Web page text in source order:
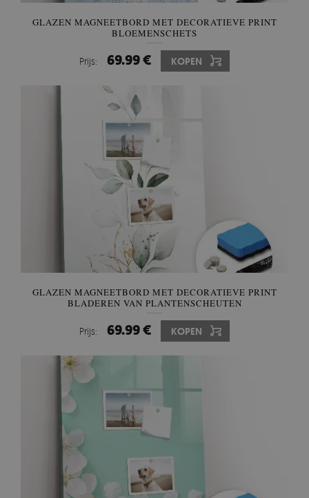
GLAZEN MAGNEETBORD MET DECORATIEVE PRINT
BLOEMENSCHETS
Prijs: 69.99 € KOPEN
GLAZEN MAGNEETBORD MET DECORATIEVE PRINT
BLADEREN VAN PLANTENSCHEUTEN
Prijs: 69.99 € KOPEN